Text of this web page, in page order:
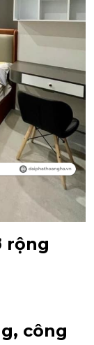
rộng
công